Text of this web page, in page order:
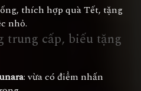
thích hợp quà Tết, tặng
nhỏ.
trung cấp, biếu tặng
: vừa có điểm nhấn